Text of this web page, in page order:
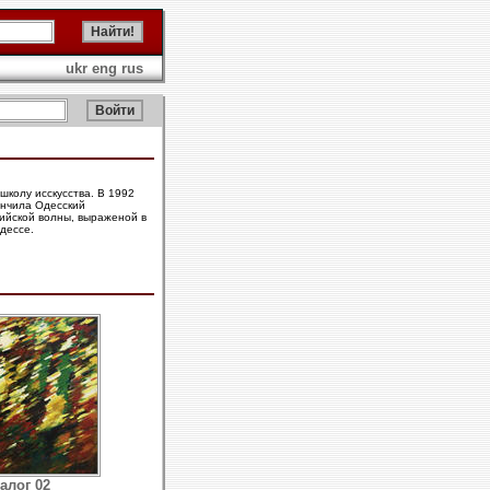
ukr eng rus
исскусства. В 1992
Одесский
волны, выраженой в
02